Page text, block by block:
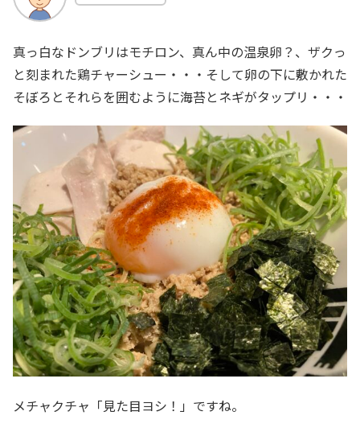
真っ白なドンブリはモチロン、真ん中の温泉卵？、ザクっ
と刻まれた鶏チャーシュー・・・そして卵の下に敷かれた
そぼろとそれらを囲むように海苔とネギがタップリ・・・
メチャクチャ「見た目ヨシ！」ですね。